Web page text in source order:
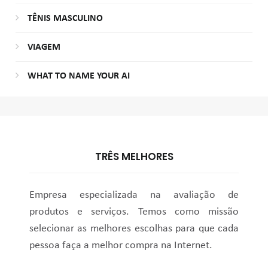
TÊNIS MASCULINO
VIAGEM
WHAT TO NAME YOUR AI
TRÊS MELHORES
Empresa especializada na avaliação de
produtos e serviços. Temos como missão
selecionar as melhores escolhas para que cada
pessoa faça a melhor compra na Internet.